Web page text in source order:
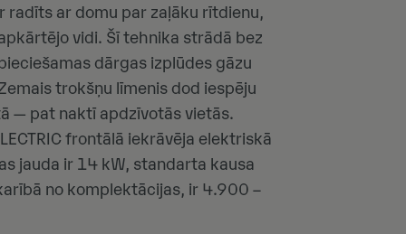
radīts ar domu par zaļāku rītdienu,
vidi. Šī tehnika strādā bez
dārgas izplūdes gāzu
trokšņu līmenis dod iespēju
— pat naktī apdzīvotās vietās.
frontālā iekrāvēja elektriskā
jauda ir 14 kW, standarta kausa
no komplektācijas, ir 4.900 –